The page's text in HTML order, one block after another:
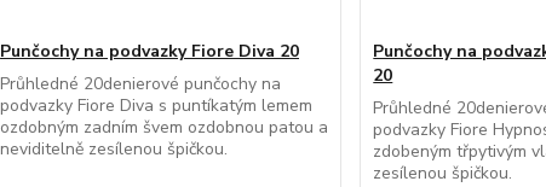
Punčochy na podvazky Fiore Diva 20
Průhledné 20denierové punčochy na
podvazky Fiore Diva s puntíkatým lemem
ozdobným zadním švem ozdobnou patou a
neviditelně zesílenou špičkou.
Punčochy na
20
Průhledné
podvazky Fiore
zdobeným třpytivým
zesílenou špičkou.